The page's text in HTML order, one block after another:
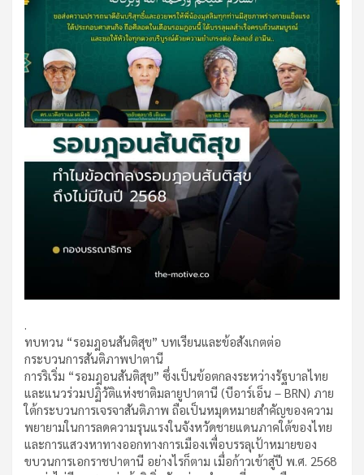
.
ทบทวน “รอมฎอนสันติสุข” บทเรียนและข้อสังเกตต่อ
กระบวนการสันติภาพปาตานี
การริเริ่ม “รอมฎอนสันติสุข” ซึ่งเป็นข้อตกลงระหว่างรัฐบาลไทย
และแนวร่วมปฏิวัติแห่งชาติมลายูปาตานี (บีอาร์เอ็น – BRN) ภาย
ใต้กระบวนการเจรจาสันติภาพ ถือเป็นหมุดหมายสำคัญของความ
พยายามในการลดความรุนแรงในจังหวัดชายแดนภาคใต้ของไทย
และการแสวงหาทางออกทางการเมืองเพื่อบรรลุเป้าหมายของ
ขบวนการเอกราชปาตานี อย่างไรก็ตาม เมื่อก้าวเข้าสู่ปี พ.ศ. 2568